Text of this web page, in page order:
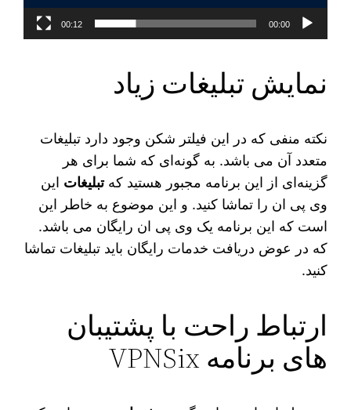
00:00
00:12
نمایش تبلیغات زیاد
نکته منفی که در این فیلتر شکن وجود دارد تبلیغات
متعدد آن می‌ باشد. به گونه‌ای که شما برای هر
گزینه‌ای از این برنامه مجبور هستید کهتبلیغات این
وی پی ان را تماشا کنید. و این موضوع به خاطر این
است که این برنامه یک وی پی ان رایگان می‌ باشد.
که در عوض دریافت خدمات رایگان باید تبلیغات تماشا
کنید.
ارتباط راحت با پشتیبان
های برنامه VPNSix